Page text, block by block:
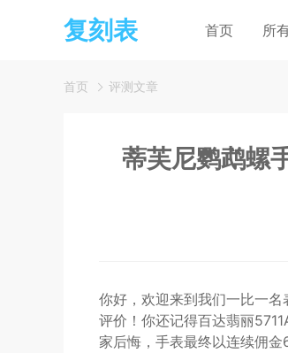
复刻表 首页 所
首页 评测文章
蒂芙尼鹦鹉螺
你好，欢迎来到我们一比一
评价！你还记得百达翡丽
家后悔，手表最终以连续佣